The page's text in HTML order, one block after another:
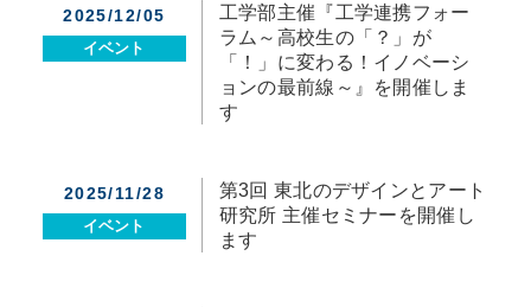
2025/12/05
イベント
工学部主催『工学連携フォー
ラム～高校生の「？」が
「！」に変わる！イノベーシ
ョンの最前線～』を開催しま
す
2025/11/28
イベント
第3回 東北のデザインとアート
研究所 主催セミナーを開催し
ます